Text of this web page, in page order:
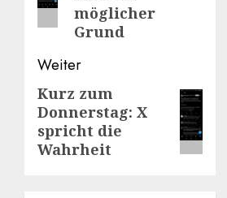
möglicher
Grund
Weiter
Nächster
Beitrag:
Kurz zum
Donnerstag: X
spricht die
Wahrheit